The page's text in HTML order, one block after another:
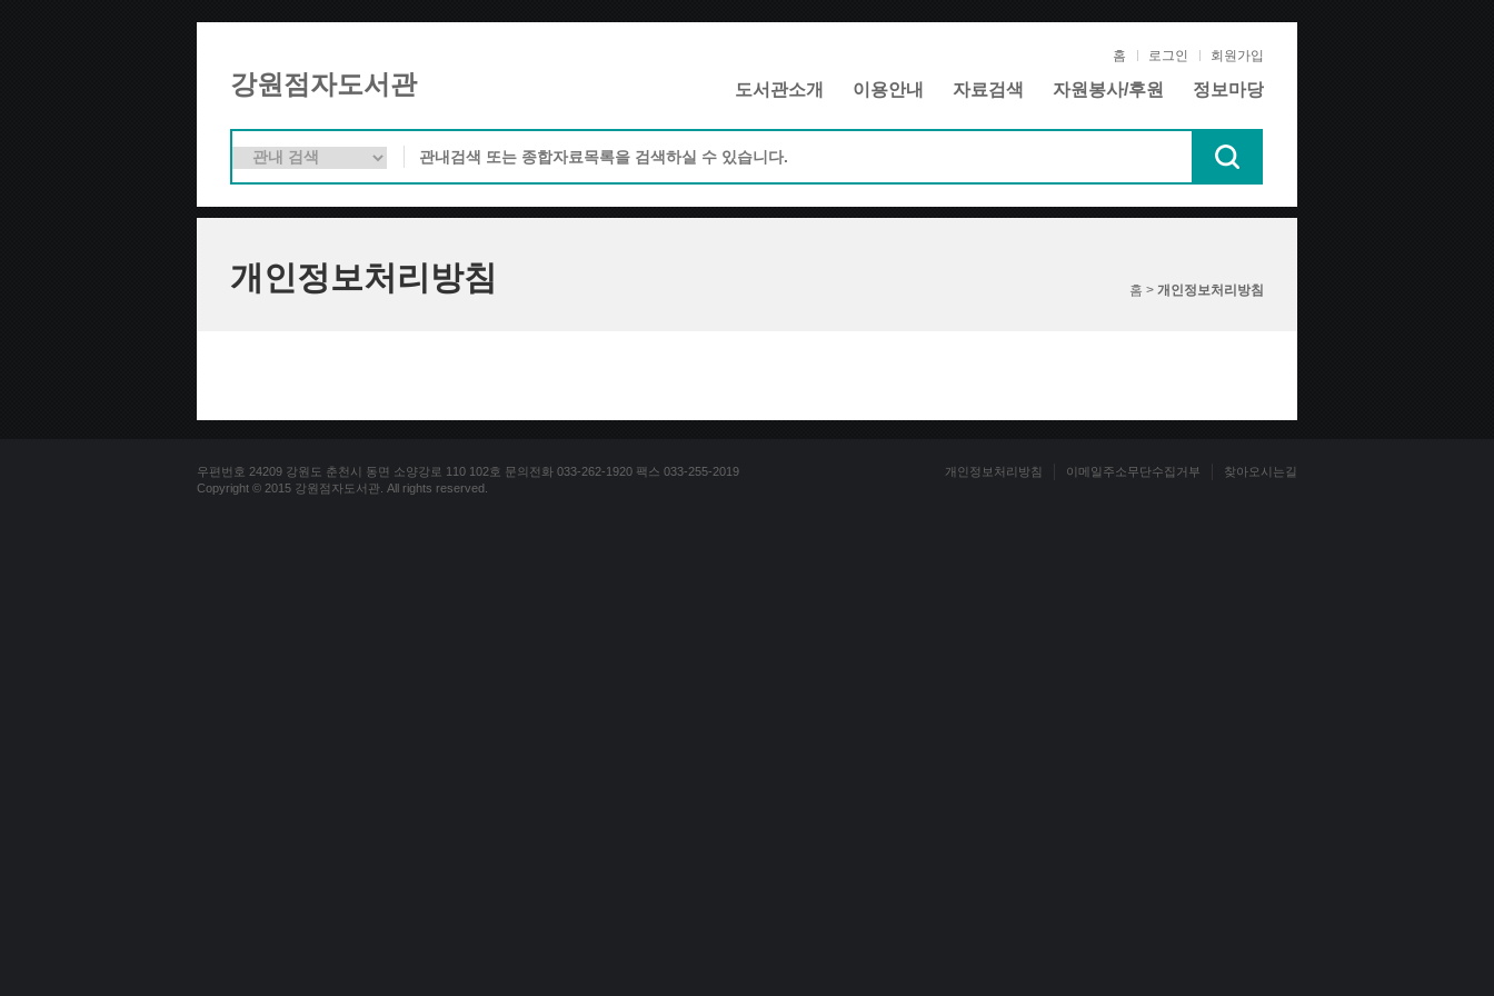
강원점자도서관
홈 로그인 회원가입
도서관소개 이용안내 자료검색 자원봉사/후원 정보마당
개인정보처리방침 홈 > 개인정보처리방침
우편번호 24209 강원도 춘천시 동면 소양강로 110 102호 문의전화 033-262-1920 팩스 033-255-2019
Copyright © 2015 강원점자도서관. All rights reserved.
개인정보처리방침 이메일주소무단수집거부 찾아오시는길